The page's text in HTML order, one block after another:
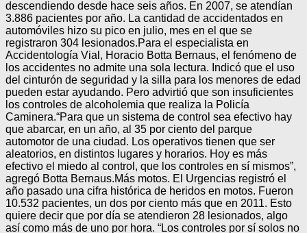
descendiendo desde hace seis años. En 2007, se atendían
3.886 pacientes por año. La cantidad de accidentados en
automóviles hizo su pico en julio, mes en el que se
registraron 304 lesionados.Para el especialista en
Accidentología Vial, Horacio Botta Bernaus, el fenómeno de
los accidentes no admite una sola lectura. Indicó que el uso
del cinturón de seguridad y la silla para los menores de edad
pueden estar ayudando. Pero advirtió que son insuficientes
los controles de alcoholemia que realiza la Policía
Caminera.“Para que un sistema de control sea efectivo hay
que abarcar, en un año, al 35 por ciento del parque
automotor de una ciudad. Los operativos tienen que ser
aleatorios, en distintos lugares y horarios. Hoy es más
efectivo el miedo al control, que los controles en sí mismos”,
agregó Botta Bernaus.Más motos. El Urgencias registró el
año pasado una cifra histórica de heridos en motos. Fueron
10.532 pacientes, un dos por ciento más que en 2011. Esto
quiere decir que por día se atendieron 28 lesionados, algo
así como más de uno por hora. “Los controles por sí solos no